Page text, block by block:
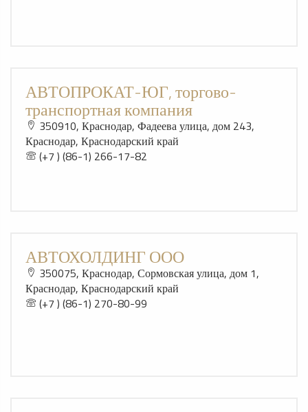
АВТОПРОКАТ-ЮГ, торгово-
транспортная компания
350910, Краснодар, Фадеева улица, дом 243,
Краснодар, Краснодарский край
(+7 ) (86-1) 266-17-82
АВТОХОЛДИНГ ООО
350075, Краснодар, Сормовская улица, дом 1,
Краснодар, Краснодарский край
(+7 ) (86-1) 270-80-99